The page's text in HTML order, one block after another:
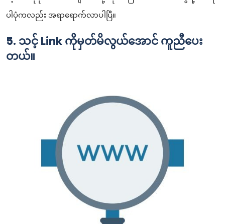
ပါပုံကလည်း အရာရောက်လာပါပြီ။
5. သင့် Link ကိုမှတ်မိလွယ်အောင် ကူညီပေး
တယ်။